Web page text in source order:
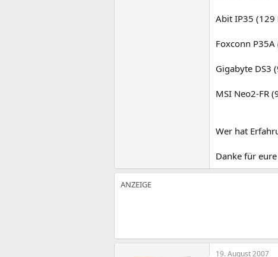
Abit IP35 (129
Foxconn
Gigabyte DS3
MSI Neo2-FR
Wer hat
Danke für
19. August 2007